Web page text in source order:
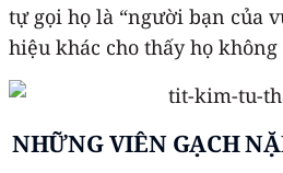
tự gọi họ là “người bạn của
hiệu khác cho thấy họ
NHỮNG VIÊN GẠCH